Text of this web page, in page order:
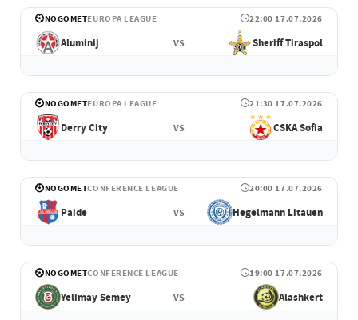
NOGOMETEUROPA LEAGUE 22:00 17.07.2026
Aluminij VS Sheriff Tiraspol
NOGOMETEUROPA LEAGUE 21:30 17.07.2026
Derry City VS CSKA Sofia
NOGOMETCONFERENCE LEAGUE 20:00 17.07.2026
Paide VS Hegelmann Litauen
NOGOMETCONFERENCE LEAGUE 19:00 17.07.2026
Yelimay Semey VS Alashkert